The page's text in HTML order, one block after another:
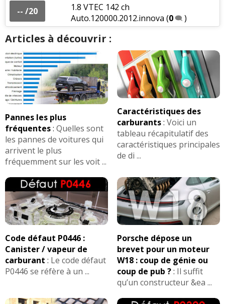
-- /20
1.8 VTEC 142 ch
Auto.120000.2012.innova (0 )
Articles à découvrir :
Pannes les plus
fréquentes: Quelles sont
les pannes de voitures qui
arrivent le plus
fréquemment sur les voit ...
Caractéristiques des
carburants: Voici un
tableau récapitulatif des
caractéristiques principales
de di ...
Code défaut P0446 :
Canister / vapeur de
carburant : Le code défaut
P0446 se réfère à un ...
Porsche dépose un
brevet pour un moteur
W18 : coup de génie ou
coup de pub ?: Il suffit
qu’un constructeur &ea ...